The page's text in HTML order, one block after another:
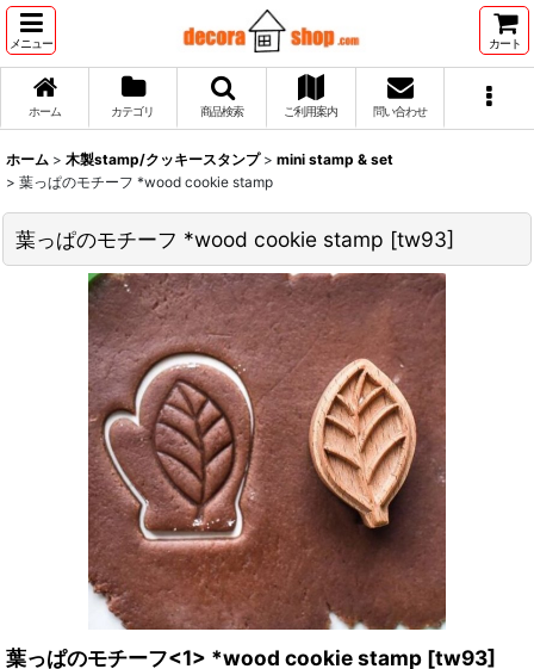
メニュー カート
ホーム カテゴリ 商品検索 ご利用案内 問い合わせ
ホーム > 木製stamp/クッキースタンプ > mini stamp & set
> 葉っぱのモチーフ *wood cookie stamp
葉っぱのモチーフ *wood cookie stamp [tw93]
葉っぱのモチーフ<1> *wood cookie stamp [tw93]